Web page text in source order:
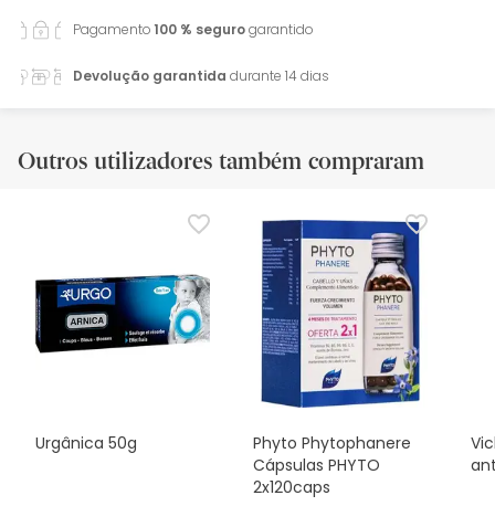
Pagamento100 % segurogarantido
Devolução garantida durante 14 dias
Outros utilizadores também compraram
Urgânica 50g
Phyto Phytophanere
Cápsulas PHYTO
2x120caps